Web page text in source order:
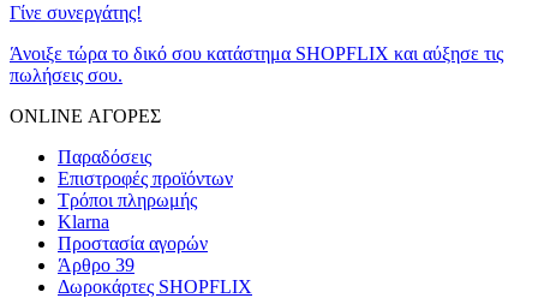
Γίνε συνεργάτης!
Άνοιξε τώρα το δικό σου κατάστημα SHOPFLIX και αύξησε τις
πωλήσεις σου.
ONLINE ΑΓΟΡΕΣ
Παραδόσεις
Επιστροφές προϊόντων
Τρόποι πληρωμής
Klarna
Προστασία αγορών
Άρθρο 39
Δωροκάρτες SHOPFLIX